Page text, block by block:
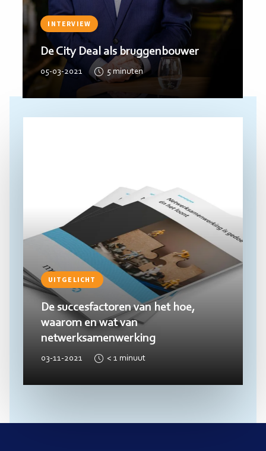
INTERVIEW
De City Deal als bruggenbouwer
05-03-2021 5 minuten
UITGELICHT
De succesfactoren van het hoe,
waarom en wat van
netwerksamenwerking
03-11-2021 < 1 minuut